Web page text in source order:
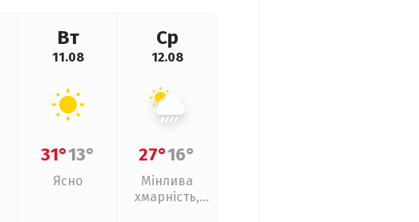
Вт
11.08
31°13°
Ясно
Ср
12.08
27°16°
Мінлива
хмарність,